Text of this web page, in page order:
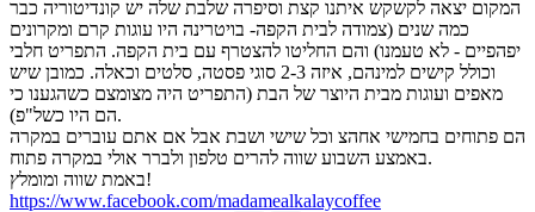
המקום יצאה לקשקש איתנו קצת וסיפרה שלבת שלה יש קונדיטוריה כבר
כמה שנים (צמודה לבית הקפה- בויטרינה היו עוגות קרם ומקרונים
יפהפיים - לא טעמנו) והם החליטו להצטרף עם בית הקפה. התפריט חלבי
וכולל קישים למינהם, איזה 2-3 סוגי פסטה, סלטים וכאלה. כמובן שיש
מאפים ועוגות מבית היוצר של הבת (התפריט היה מצומצם כשהגענו כי
הם היו כשל"פ).
הם פתוחים בחמישי אחהצ וכל שישי ושבת אבל אם אתם עוברים במקרה
באמצע השבוע שווה להרים טלפון ולברר אולי במקרה פתוח.
באמת שווה ומומלץ!
https://www.facebook.com/madamealkalaycoffee